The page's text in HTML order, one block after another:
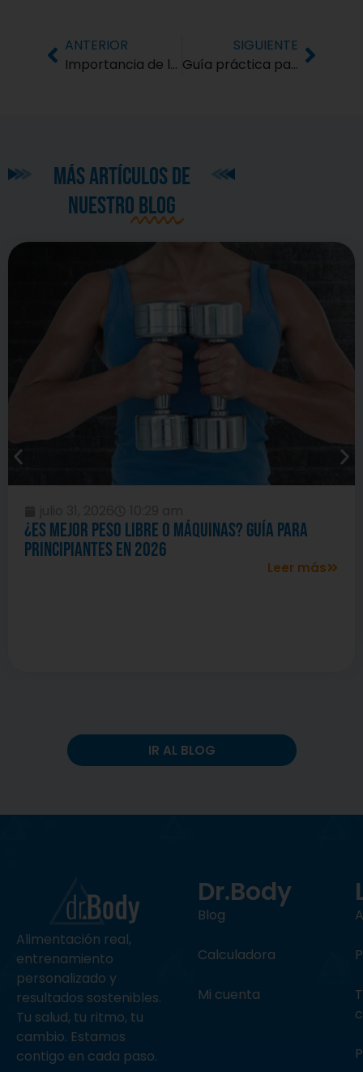
ANTERIOR
Importancia de la salud cardiovascular + 5 ejercicios para mejorarla
SIGUIENTE
Guía práctica para cocinar saludable para personas con poco tiempo
MÁS ARTÍCULOS DE
NUESTROBLOG
¿Es mejor peso libre o máquinas? Guía para
principiantes en 2026
Leer más
IR AL BLOG
Alimentación real,
entrenamiento
personalizado y
resultados sostenibles.
Tu salud, tu ritmo, tu
cambio. Estamos
contigo en cada paso.
Dr.Body
Blog
Calculadora
Mi cuenta